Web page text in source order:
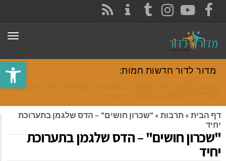
פתח
FACEBOOK
YOUTUBE
INSTAGRAM
TUMBLR
מדור לדור חדשות חמות:
רוצים להכיר את האוכל במטבח הצרפתי? דברו איתי
דף הבית » תרבות » "שכרון חושים" – הדס שלגמן בתערוכת
יחיד
"שכרון חושים" – הדס שלגמן בתערוכת
יחיד